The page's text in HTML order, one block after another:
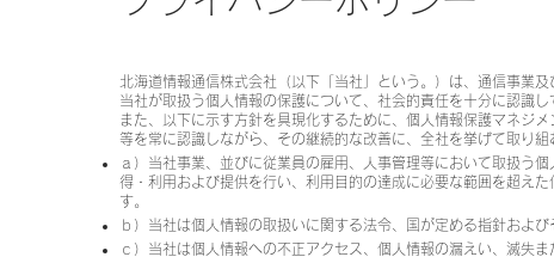
北海道情報通信株式会社（以下「当社」という。）は、通信事業
当社が取扱う個人情報の保護について、社会的責任を十分に認識
また、以下に示す方針を具現化するために、個人情報保護マネジ
等を常に認識しながら、その継続的な改善に、全社を挙げて取り組
ａ）当社事業、並びに従業員の雇用、人事管理等において取扱う
得・利用および提供を行い、利用目的の達成に必要な範囲を超え
す。
ｂ）当社は個人情報の取扱いに関する法令、国が定める指針および
ｃ）当社は個人情報への不正アクセス、個人情報の漏えい、滅失